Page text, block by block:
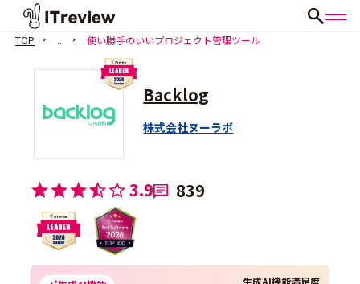
TOP ... 使い勝手のいいプロジェクト管理ツール
Backlog
株式会社ヌーラボ
3.9 839
生成AI機能満足度